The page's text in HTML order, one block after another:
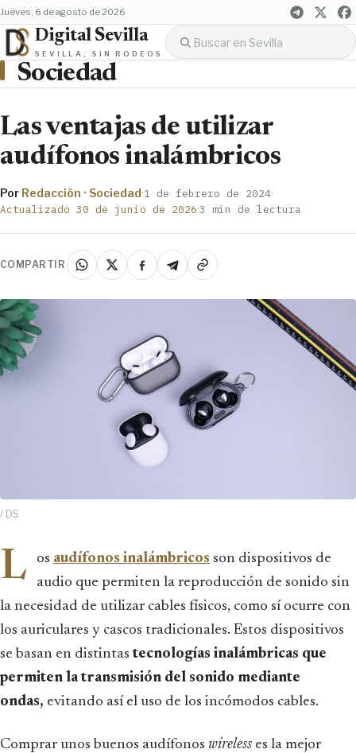
jueves, 6 de agosto de 2026
Digital Sevilla
SEVILLA, SIN RODEOS
Sociedad
Las ventajas de utilizar
audífonos inalámbricos
Por Redacción · Sociedad·1 de febrero de 2024·
Actualizado 30 de junio de 2026·3 min de lectura
COMPARTIR
/ DS
L os audífonos inalámbricos son dispositivos de
audio que permiten la reproducción de sonido sin
la necesidad de utilizar cables físicos, como sí ocurre con
los auriculares y cascos tradicionales. Estos dispositivos
se basan en distintastecnologías inalámbricas que
permiten la transmisión del sonido mediante
ondas, evitando así el uso de los incómodos cables.
Comprar unos buenos audífonos wireless es la mejor